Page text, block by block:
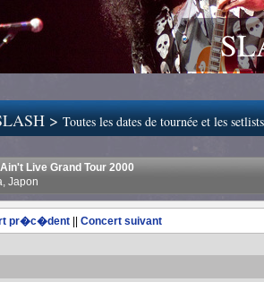
>Toutes les dates de tournée et les
Live Grand Tour 2000
Japon
pr�c�dent
Concert suivant